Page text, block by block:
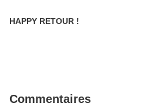
HAPPY RETOUR !
Commentaires